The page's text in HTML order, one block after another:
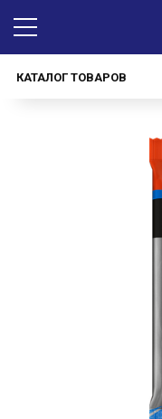
КАТАЛОГ ТОВАРОВ